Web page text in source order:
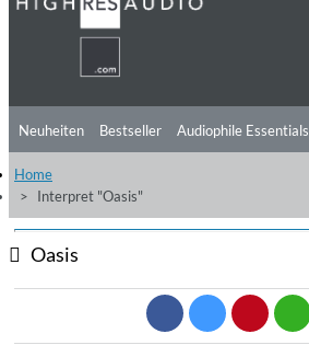
Neuheiten Bestseller Audiophile Essentials
Hörtipps
Videos
Home
Interpret "Oasis"
Oasis